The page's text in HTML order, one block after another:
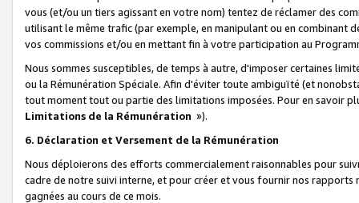
vous (et/ou un tiers agissant en votre nom) tentez de réclamer des
utilisant le même trafic (par exemple, en manipulant ou en combinant
vos commissions et/ou en mettant fin à votre participation au
Nous sommes susceptibles, de temps à autre, d'imposer certaines
ou la Rémunération Spéciale. Afin d'éviter toute ambiguïté (et
tout moment tout ou partie des limitations imposées. Pour en savoir
Limitations de la Rémunération »).
6. Déclaration et Versement de la Rémunération
Nous déploierons des efforts commercialement raisonnables pour
cadre de notre suivi interne, et pour créer et vous fournir nos
gagnées au cours de ce mois.